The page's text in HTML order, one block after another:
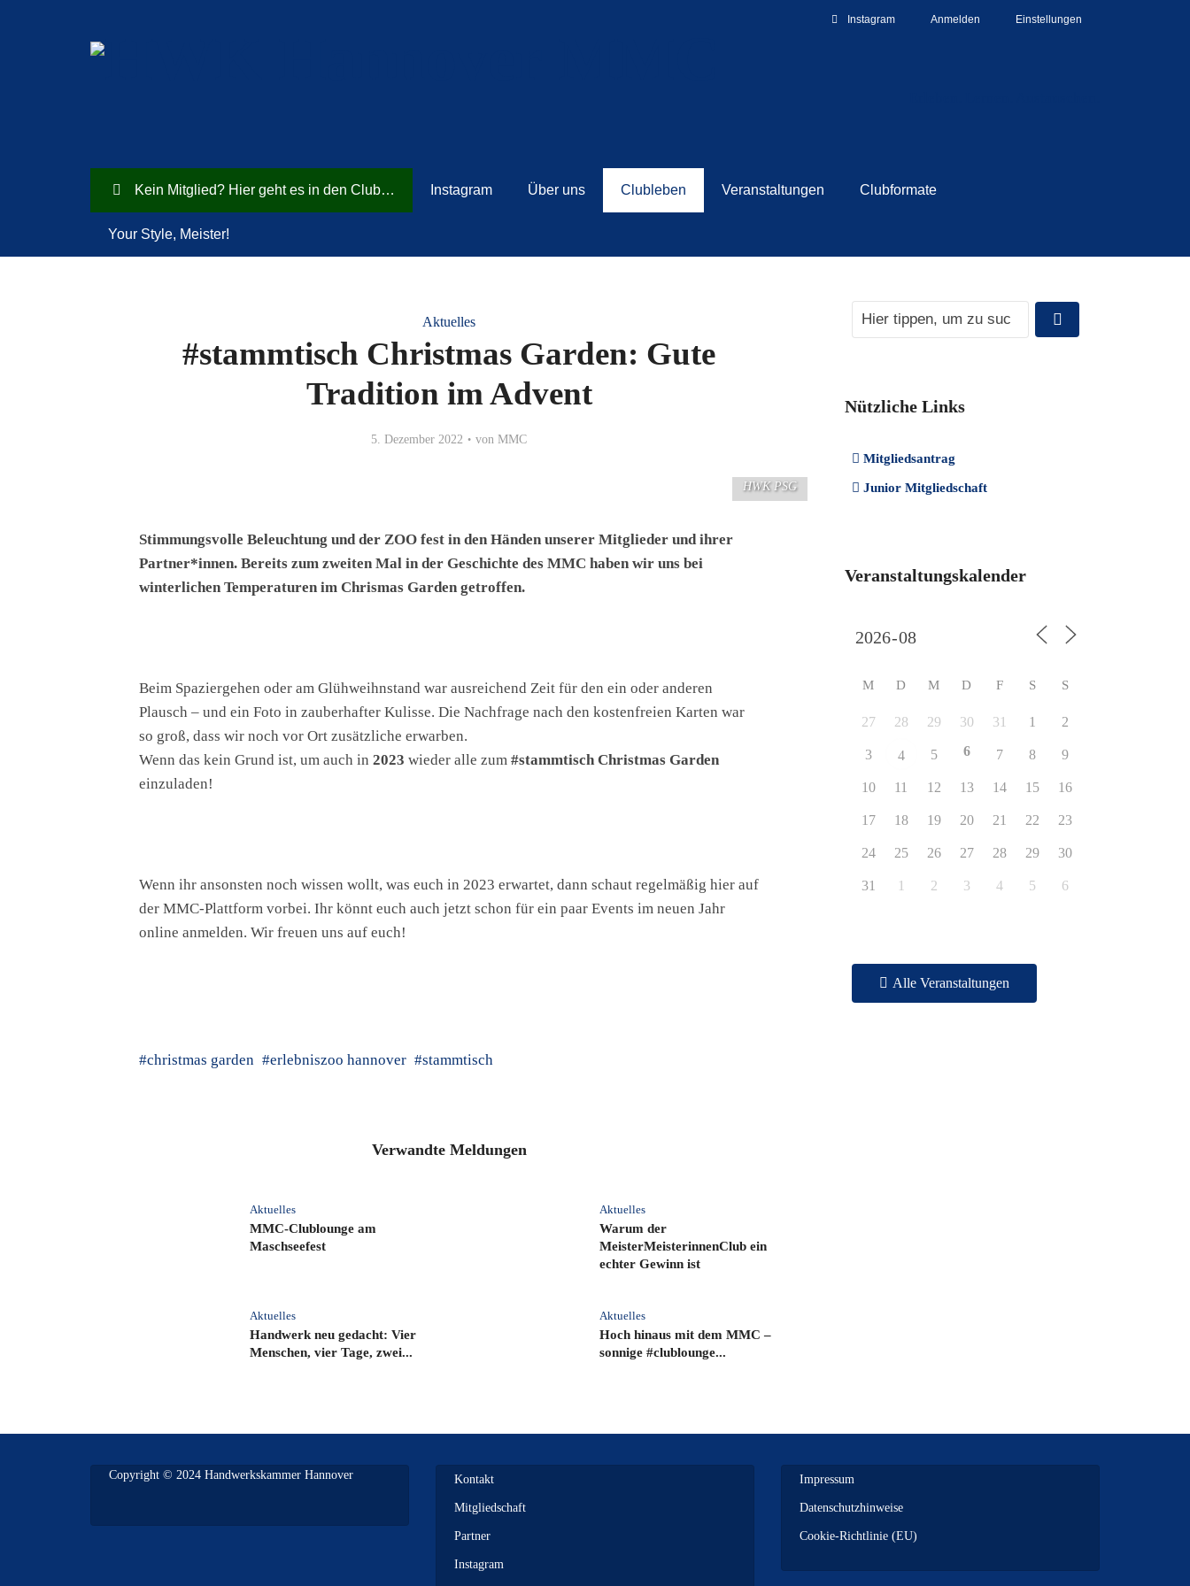
Instagram Anmelden Einstellungen
Kein Mitglied? Hier geht es in den Club… Instagram Über uns Clubleben Veranstaltungen Clubformate
Your Style, Meister!
Aktuelles
#stammtisch Christmas Garden: Gute
Tradition im Advent
5. Dezember 2022 von MMC
HWK PSG
Stimmungsvolle Beleuchtung und der ZOO fest in den Händen unserer Mitglieder und ihrer
Partner*innen. Bereits zum zweiten Mal in der Geschichte des MMC haben wir uns bei
winterlichen Temperaturen im Chrismas Garden getroffen.
Beim Spaziergehen oder am Glühweihnstand war ausreichend Zeit für den ein oder anderen
Plausch – und ein Foto in zauberhafter Kulisse. Die Nachfrage nach den kostenfreien Karten war
so groß, dass wir noch vor Ort zusätzliche erwarben.
Wenn das kein Grund ist, um auch in 2023 wieder alle zum #stammtisch Christmas Garden
einzuladen!
Wenn ihr ansonsten noch wissen wollt, was euch in 2023 erwartet, dann schaut regelmäßig hier auf
der MMC-Plattform vorbei. Ihr könnt euch auch jetzt schon für ein paar Events im neuen Jahr
online anmelden. Wir freuen uns auf euch!
christmas garden erlebniszoo hannover stammtisch
Verwandte Meldungen
Aktuelles
MMC‑Clublounge am
Maschseefest
Aktuelles
Warum der
MeisterMeisterinnenClub ein
echter Gewinn ist
Aktuelles
Handwerk neu gedacht: Vier
Menschen, vier Tage, zwei...
Aktuelles
Hoch hinaus mit dem MMC –
sonnige #clublounge...
Nützliche Links
Mitgliedsantrag
Junior Mitgliedschaft
Veranstaltungskalender
M D M D F S S
27 28 29 30 31 1 2
3 4 5 6 7 8 9
10 11 12 13 14 15 16
17 18 19 20 21 22 23
24 25 26 27 28 29 30
31 1 2 3 4 5 6
Alle Veranstaltungen
Copyright © 2024 Handwerkskammer Hannover Kontakt
Mitgliedschaft
Partner
Instagram
Impressum
Datenschutzhinweise
Cookie-Richtlinie (EU)